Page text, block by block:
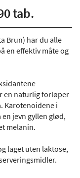
tab.
Brun) har du alle
en effektiv måte og
en naturlig forløper
Karotenoidene i
jevn gyllen glød,
melanin.
laget uten laktose,